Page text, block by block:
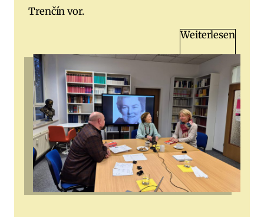
Trenčín vor.
Weiterlesen